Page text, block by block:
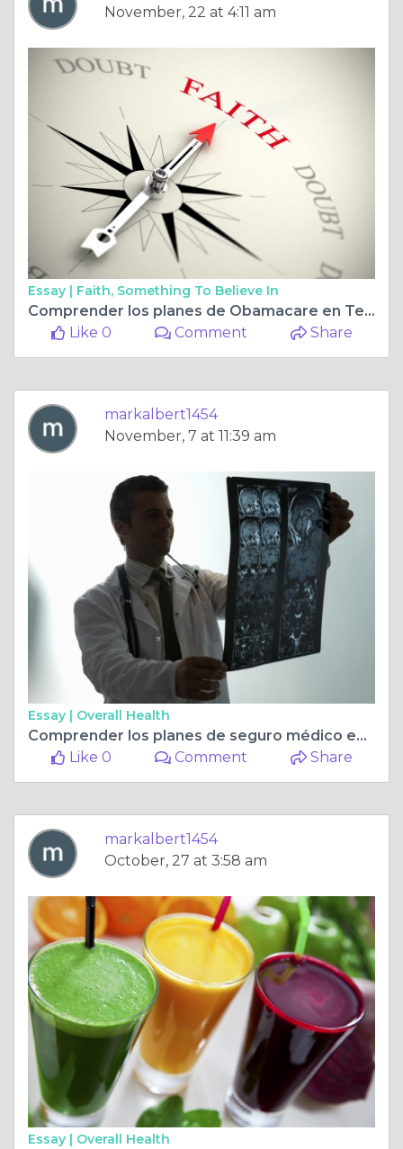
November, 22 at 4:11 am
Essay | Faith, Something To Believe In
Comprender los planes de Obamacare en Texas: Una guía completa
Like 0
Comment Share
markalbert1454
November, 7 at 11:39 am
Essay | Overall Health
Comprender los planes de seguro médico en Texas: Una guía completa
Like 0
Comment Share
markalbert1454
October, 27 at 3:58 am
Essay | Overall Health